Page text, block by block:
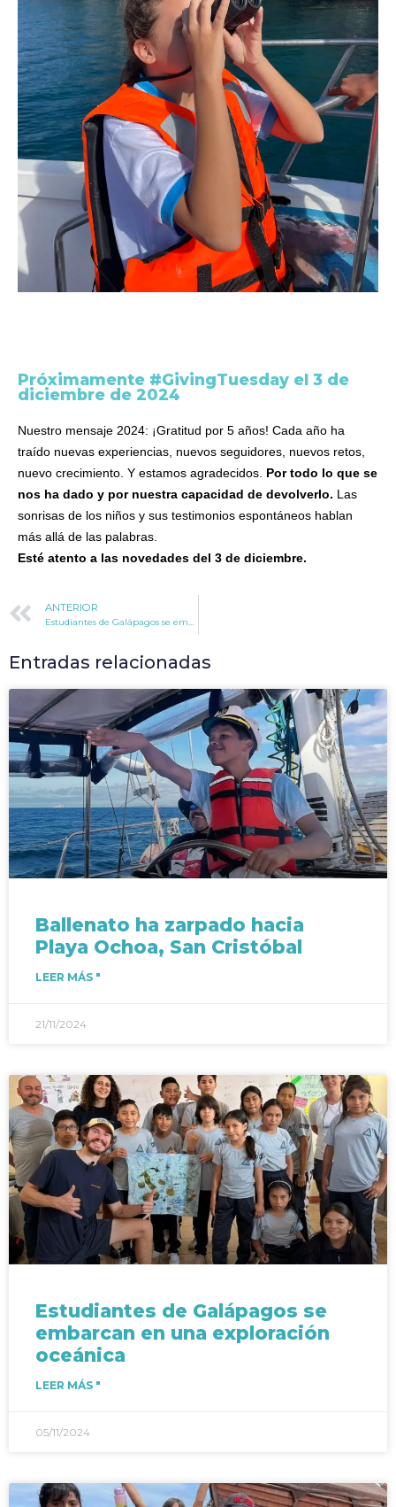
Próximamente #GivingTuesday el 3 de
diciembre de 2024
Nuestro mensaje 2024: ¡Gratitud por 5 años! Cada año ha
traído nuevas experiencias, nuevos seguidores, nuevos retos,
nuevo crecimiento. Y estamos agradecidos. Por todo lo que se
nos ha dado y por nuestra capacidad de devolverlo. Las
sonrisas de los niños y sus testimonios espontáneos hablan
más allá de las palabras.
Esté atento a las novedades del 3 de diciembre.
ANTERIOR
Estudiantes de Galápagos se embarcan en una exploración oceánica
Entradas relacionadas
Ballenato ha zarpado hacia
Playa Ochoa, San Cristóbal
LEER MÁS "
21/11/2024
Estudiantes de Galápagos se
embarcan en una exploración
oceánica
LEER MÁS "
05/11/2024